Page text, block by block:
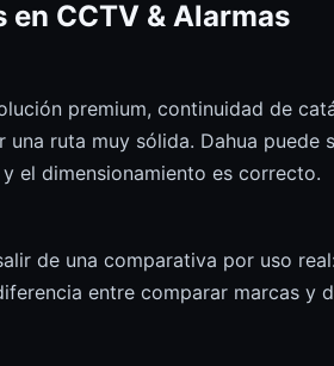
en CCTV & Alarmas
premium, continuidad de
una ruta muy sólida. Dahua
el dimensionamiento es correcto.
de una comparativa por uso
entre comparar marcas y